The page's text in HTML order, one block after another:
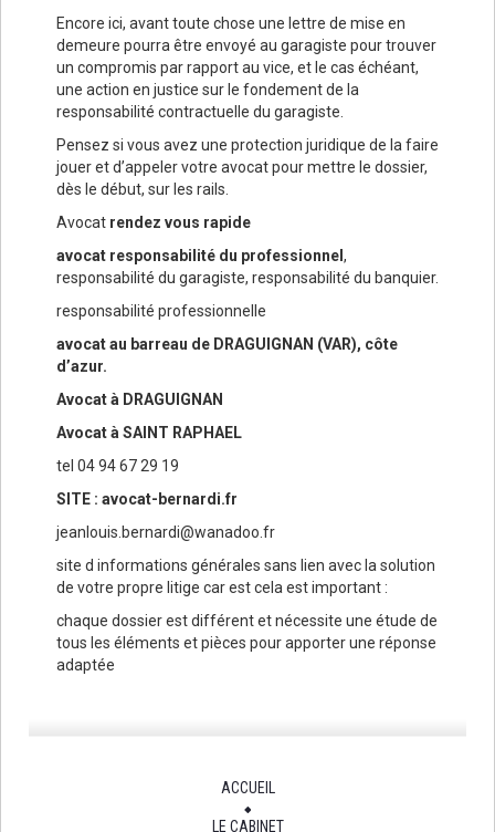
Encore ici, avant toute chose une lettre de mise en
demeure pourra être envoyé au garagiste pour trouver
un compromis par rapport au vice, et le cas échéant,
une action en justice sur le fondement de la
responsabilité contractuelle du garagiste.
Pensez si vous avez une protection juridique de la faire
jouer et d’appeler votre avocat pour mettre le dossier,
dès le début, sur les rails.
Avocat rendez vous rapide
avocat responsabilité du professionnel ,
responsabilité du garagiste, responsabilité du banquier.
responsabilité professionnelle
avocat au barreau de DRAGUIGNAN (VAR), côte
d’azur.
Avocat à DRAGUIGNAN
Avocat à SAINT RAPHAEL
tel 04 94 67 29 19
SITE : avocat-bernardi.fr
jeanlouis.bernardi@wanadoo.fr
site d informations générales sans lien avec la solution
de votre propre litige car est cela est important :
chaque dossier est différent et nécessite une étude de
tous les éléments et pièces pour apporter une réponse
adaptée
ACCUEIL
LE CABINET